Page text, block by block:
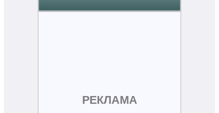
РЕКЛАМА